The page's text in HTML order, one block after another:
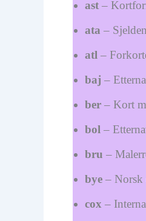
ast–
ata –
atl–
baj –
ber– Kort
bol–
bru –
bye– Norsk
cox–